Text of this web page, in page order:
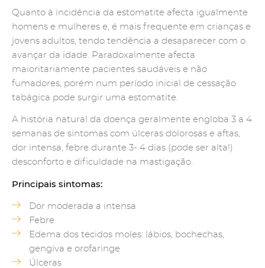
Quanto à incidência da estomatite afecta igualmente
homens e mulheres e, é mais frequente em crianças e
jovens adultos, tendo tendência a desaparecer com o
avançar da idade. Paradoxalmente afecta
maioritariamente pacientes saudáveis e não
fumadores, porém num período inicial de cessação
tabágica pode surgir uma estomatite.
A história natural da doença geralmente engloba 3 a 4
semanas de sintomas com úlceras dolorosas e aftas,
dor intensa, febre durante 3- 4 dias (pode ser alta!)
desconforto e dificuldade na mastigação.
Principais sintomas:
Dor moderada a intensa
Febre
Edema dos tecidos moles: lábios, bochechas,
gengiva e orofaringe
Úlceras